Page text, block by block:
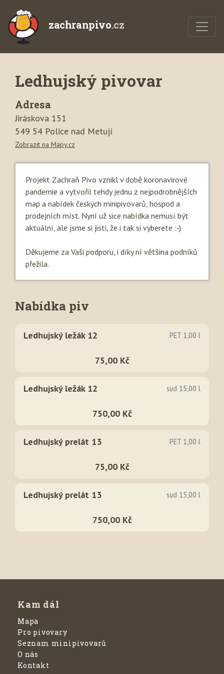
zachranpivo.cz
Ledhujský pivovar
Adresa
Jiráskova 151
549 54 Police nad Metují
Zobrazit na Mapy.cz
Projekt Zachraň Pivo vznikl v době koronavirové
pandemie a vytvořil tehdy jednu z nejpodrobnějších
map a nabídek českých minipivovarů, hospod a
prodejních míst. Nyní už sice nabídka nemusí být
aktuální, ale jsme si jisti, že i tak si vyberete :-)
Děkujeme za Vaši podporu, i díky ní většina podníků
přežila.
Nabídka piv
Ledhujský ležák 12 PET 1,00 l
75,00 Kč
Ledhujský ležák 12 sud 15,00 l
750,00 Kč
Ledhujský prelát 13 PET 1,00 l
75,00 Kč
Ledhujský prelát 13 sud 15,00 l
750,00 Kč
Kam dál
Mapa
Pro pivovary
Seznam minipivovarů
O nás
Kontakt